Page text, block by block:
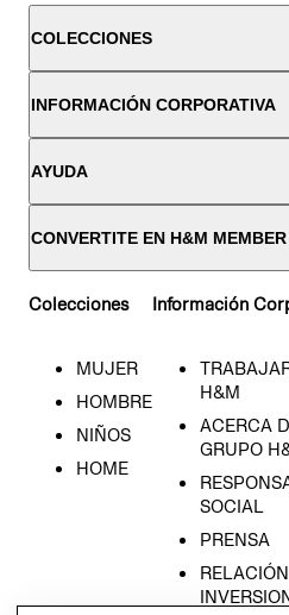
COLECCIONES
INFORMACIÓN CORPORATIVA
AYUDA
CONVERTITE EN H&M MEMBER
Colecciones
MUJER
HOMBRE
NIÑOS
HOME
Información
H&M
ACERCA
GRUPO
SOCIAL
PRENSA